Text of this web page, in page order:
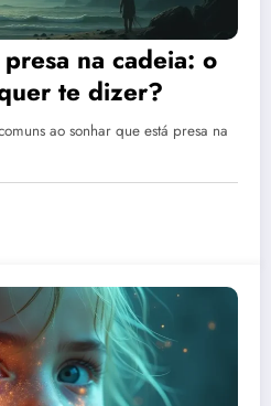
na cadeia: o
te dizer?
ao sonhar que está presa na